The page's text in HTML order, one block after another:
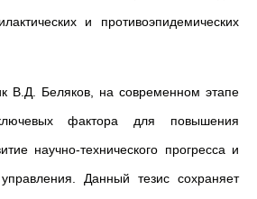
и противоэпидемических
В.Д. Беляков, на современном этапе
фактора для повышения
научно-технического прогресса и
Данный тезис сохраняет